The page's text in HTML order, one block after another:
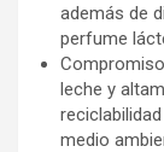
además de
perfume
leche y
medio